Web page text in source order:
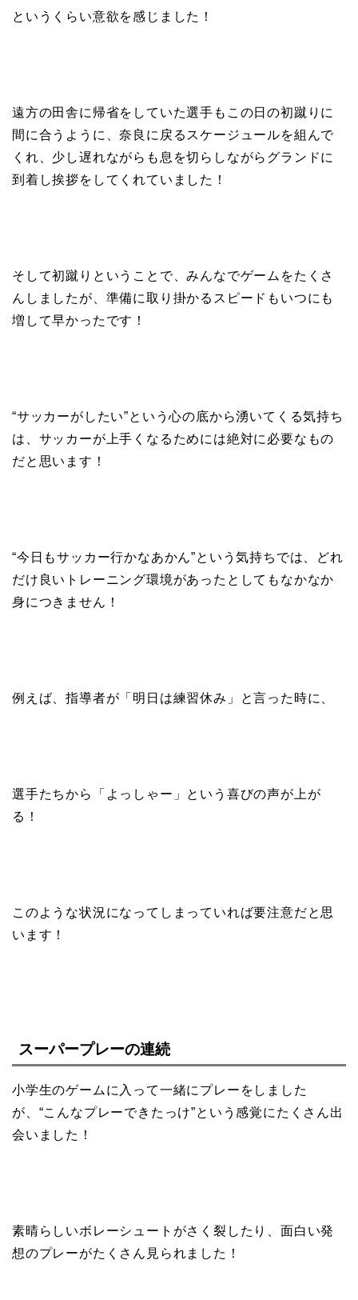
というくらい意欲を感じました！
遠方の田舎に帰省をしていた選手もこの日の初蹴りに
間に合うように、奈良に戻るスケージュールを組んで
くれ、少し遅れながらも息を切らしながらグランドに
到着し挨拶をしてくれていました！
そして初蹴りということで、みんなでゲームをたくさ
んしましたが、準備に取り掛かるスピードもいつにも
増して早かったです！
“サッカーがしたい”という心の底から湧いてくる気持ち
は、サッカーが上手くなるためには絶対に必要なもの
だと思います！
“今日もサッカー行かなあかん”という気持ちでは、どれ
だけ良いトレーニング環境があったとしてもなかなか
身につきません！
例えば、指導者が「明日は練習休み」と言った時に、
選手たちから「よっしゃー」という喜びの声が上が
る！
このような状況になってしまっていれば要注意だと思
います！
スーパープレーの連続
小学生のゲームに入って一緒にプレーをしました
が、“こんなプレーできたっけ”という感覚にたくさん出
会いました！
素晴らしいボレーシュートがさく裂したり、面白い発
想のプレーがたくさん見られました！